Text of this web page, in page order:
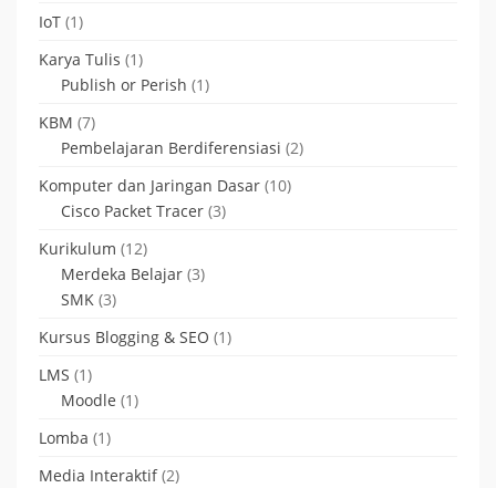
IoT (1)
Karya Tulis (1)
Publish or Perish (1)
KBM (7)
Pembelajaran Berdiferensiasi (2)
Komputer dan Jaringan Dasar (10)
Cisco Packet Tracer (3)
Kurikulum (12)
Merdeka Belajar (3)
SMK (3)
Kursus Blogging & SEO (1)
LMS (1)
Moodle (1)
Lomba (1)
Media Interaktif(2)